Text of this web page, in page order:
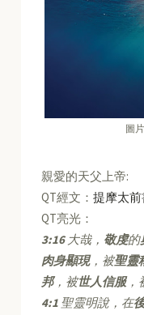
圖
親愛的天父上帝:
QT經文：提摩太前
QT亮光：
3:16大哉， 敬虔的
肉身顯現，被聖靈
邦，被世人信服，
4:1 聖靈明說，在